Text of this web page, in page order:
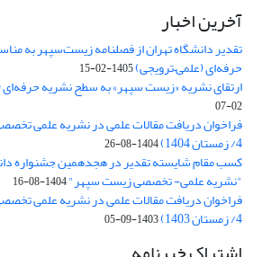
آخرین اخبار
تقدیر دانشگاه تهران از فصلنامه زیست‌سپهر به
حرفه‌ای (علمی–ترویجی)1405-02-15
ارتقای نشریه «زیست‌ سپهر» به سطح نشریه حرفه‌ای
02-07
فراخوان دریافت مقالات علمی در نشریه علمی
4/ زمستان 1404) 1404-08-26
کسب مقام شایسته تقدیر در هجدهمین جشنواره
"نشریه علمی- تخصصی زیست سپهر"1404-08-16
فراخوان دریافت مقالات علمی در نشریه علمی
4/ زمستان 1403) 1403-09-05